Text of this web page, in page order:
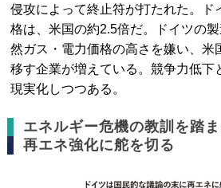
侵攻によって終止符が打たれた。ド
格は、米国の約2.5倍だ。ドイツの
然ガス・電力価格の高さを嫌い、米
移す企業が増えている。競争力低下
現実化しつつある。
エネルギー危機の教訓を踏ま
再エネ強化に舵を切る